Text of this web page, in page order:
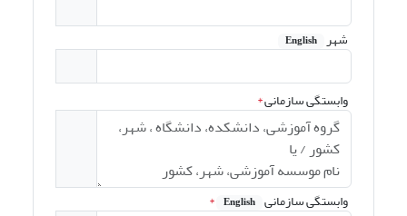
شهر English
وابستگی سازمانی*
وابستگی سازمانی English
*